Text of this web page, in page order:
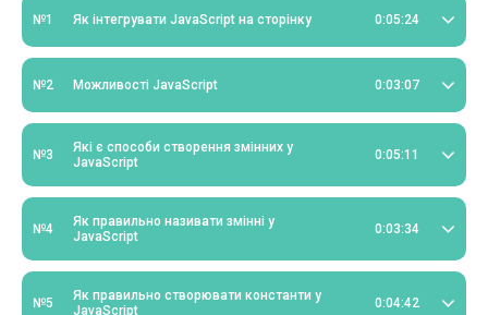
№1 Як інтегрувати JavaScript на сторінку 0:05:24
№2 Можливості JavaScript 0:03:07
№3
Які є способи створення змінних у
JavaScript
0:05:11
№4
Як правильно називати змінні у
JavaScript
0:03:34
№5
Як правильно створювати константи у
JavaScript
0:04:42